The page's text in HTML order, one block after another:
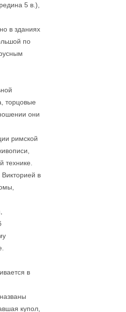
5 в.),
в зданиях
по
торцовые
они
римской
технике.
в
в
купол,